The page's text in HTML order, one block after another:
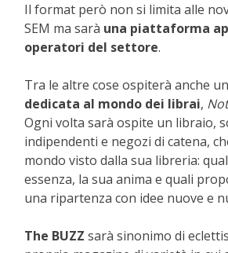
Il format però non si limita alle
SEM ma sarà una piattaforma
operatori del settore.
Tra le altre cose ospiterà anche
dedicata al mondo dei librai,
Ogni volta sarà ospite un libraio,
indipendenti e negozi di catena,
mondo visto dalla sua libreria:
essenza, la sua anima e quali
una ripartenza con idee nuove e
The BUZZ sarà sinonimo di